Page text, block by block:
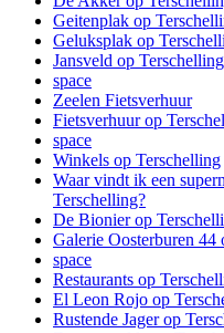
Geitenplak op
Geluksplak op
Jansveld op
space
Zeelen Fietsverhuur
Fietsverhuur op
space
Winkels op Terschelling
Waar vindt ik een
Terschelling?
De Bionier op
Galerie Oosterburen 44
space
Restaurants op
El Leon Rojo op
Rustende Jager op